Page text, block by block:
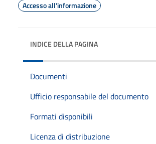
Accesso all'informazione
INDICE DELLA PAGINA
Documenti
Ufficio responsabile del documento
Formati disponibili
Licenza di distribuzione